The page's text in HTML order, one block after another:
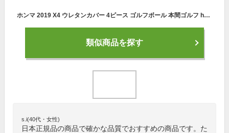
ホンマ 2019 X4 ウレタンカバー 4ピース ゴルフボール 本間ゴルフ honma 日本正規品【最安値挑戦】【激安ボール】
類似商品を探す
s.i(40代・女性)
日本正規品の商品で確かな品質でおすすめの商品です。た